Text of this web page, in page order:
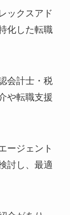
ックスアド
化した転職
会計士・税
や転職支援
ージェント
討し、最適